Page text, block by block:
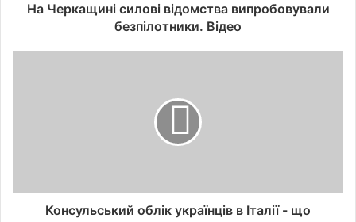
На Черкащині силові відомства випробовували
безпілотники. Відео
Консульський облік українців в Італії - що